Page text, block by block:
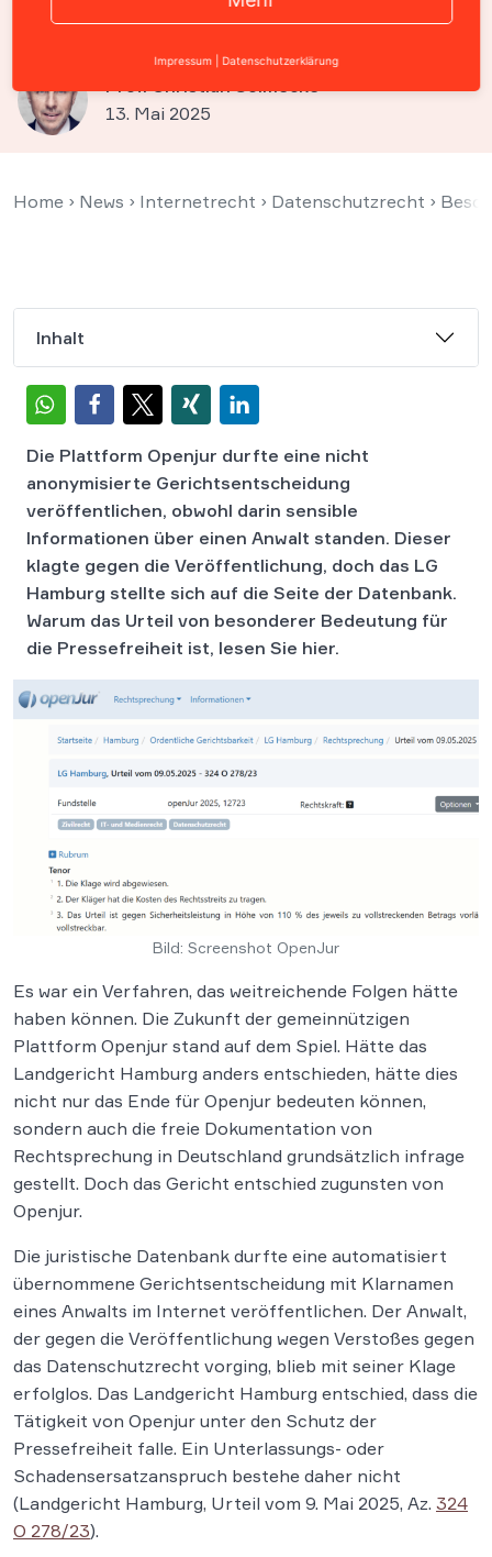
mit Geldproblemen
Prof. Christian Solmecke
13. Mai 2025
Home › News › Internetrecht › Datenschutzrecht ›
Inhalt
Die Plattform Openjur durfte eine nicht
anonymisierte Gerichtsentscheidung
veröffentlichen, obwohl darin sensible
Informationen über einen Anwalt standen. Dieser
klagte gegen die Veröffentlichung, doch das LG
Hamburg stellte sich auf die Seite der Datenbank.
Warum das Urteil von besonderer Bedeutung für
die Pressefreiheit ist, lesen Sie hier.
Bild: Screenshot OpenJur
Es war ein Verfahren, das weitreichende Folgen hätte
haben können. Die Zukunft der gemeinnützigen
Plattform Openjur stand auf dem Spiel. Hätte das
Landgericht Hamburg anders entschieden, hätte dies
nicht nur das Ende für Openjur bedeuten können,
sondern auch die freie Dokumentation von
Rechtsprechung in Deutschland grundsätzlich infrage
gestellt. Doch das Gericht entschied zugunsten von
Openjur.
Die juristische Datenbank durfte eine automatisiert
übernommene Gerichtsentscheidung mit Klarnamen
eines Anwalts im Internet veröffentlichen. Der Anwalt,
der gegen die Veröffentlichung wegen Verstoßes gegen
das Datenschutzrecht vorging, blieb mit seiner Klage
erfolglos. Das Landgericht Hamburg entschied, dass die
Tätigkeit von Openjur unter den Schutz der
Pressefreiheit falle. Ein Unterlassungs- oder
Schadensersatzanspruch bestehe daher nicht
(Landgericht Hamburg, Urteil vom 9. Mai 2025, Az. 324
O 278/23).
Impressum Datenschutzerklärung